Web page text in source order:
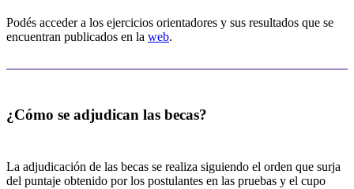
Podés acceder a los ejercicios orientadores y sus resultados que se
encuentran publicados en la web.
¿Cómo se adjudican las becas?
La adjudicación de las becas se realiza siguiendo el orden que surja
del puntaje obtenido por los postulantes en las pruebas y el cupo